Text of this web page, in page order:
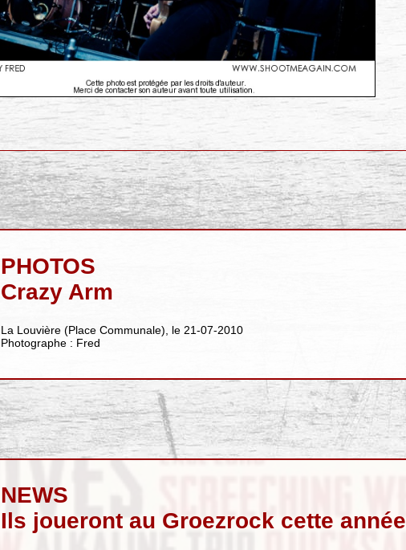
PHOTOS
Crazy Arm
La Louvière (Place Communale), le 21-07-2010
Photographe : Fred
NEWS
Ils joueront au Groezrock cette année